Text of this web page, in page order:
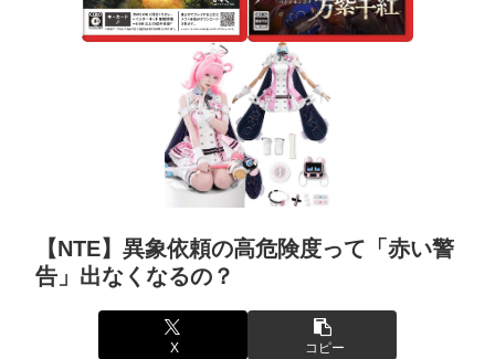
【NTE】異象依頼の高危険度って「赤い警
告」出なくなるの？
X コピー